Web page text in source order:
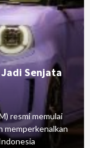
Jadi Senjata
resmi memulai
memperkenalkan